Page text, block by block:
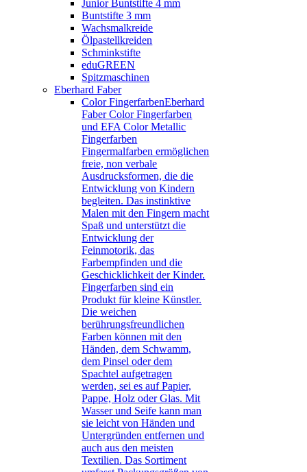
Junior Buntstifte 4 mm
Buntstifte 3 mm
Wachsmalkreide
Ölpastellkreiden
Schminkstifte
eduGREEN
Spitzmaschinen
Eberhard Faber
Color FingerfarbenEberhard
Faber Color Fingerfarben
und EFA Color Metallic
Fingerfarben
Fingermalfarben ermöglichen
freie, non verbale
Ausdrucksformen, die die
Entwicklung von Kindern
begleiten. Das instinktive
Malen mit den Fingern macht
Spaß und unterstützt die
Entwicklung der
Feinmotorik, das
Farbempfinden und die
Geschicklichkeit der Kinder.
Fingerfarben sind ein
Produkt für kleine Künstler.
Die weichen
berührungsfreundlichen
Farben können mit den
Händen, dem Schwamm,
dem Pinsel oder dem
Spachtel aufgetragen
werden, sei es auf Papier,
Pappe, Holz oder Glas. Mit
Wasser und Seife kann man
sie leicht von Händen und
Untergründen entfernen und
auch aus den meisten
Textilien. Das Sortiment